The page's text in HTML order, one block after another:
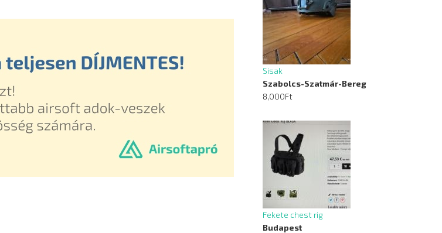
Sisak
Szabolcs-Szatmár-Bereg
8,000Ft
Fekete chest rig
Budapest